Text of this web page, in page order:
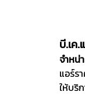
บี.เค
จำหน่
แอร์ร
ให้บริ